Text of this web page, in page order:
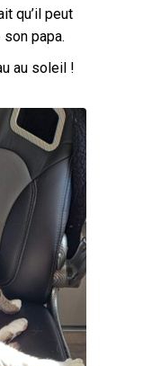
qu’il peut
papa.
au soleil !